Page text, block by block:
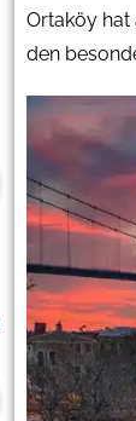
Ortaköy hat
den